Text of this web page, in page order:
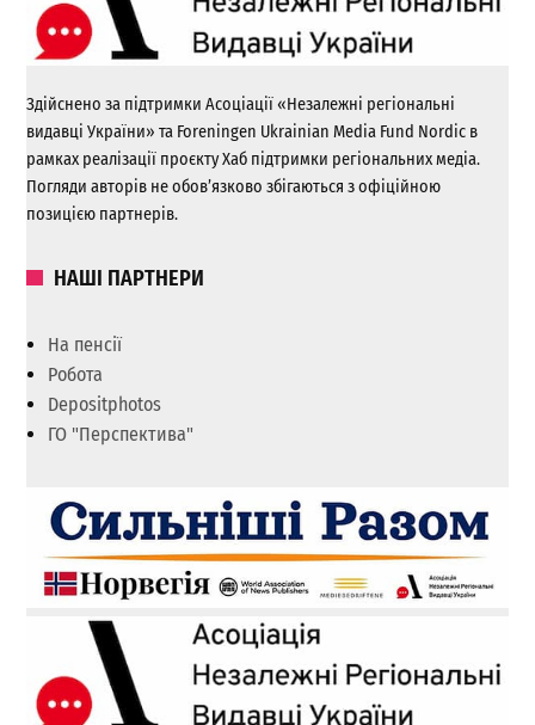
Здійснено за підтримки Асоціації «Незалежні регіональні
видавці України» та Foreningen Ukrainian Media Fund Nordic в
рамках реалізації проєкту Хаб підтримки регіональних медіа.
Погляди авторів не обов’язково збігаються з офіційною
позицією партнерів.
НАШІ ПАРТНЕРИ
На пенсії
Робота
Depositphotos
ГО "Перспектива"